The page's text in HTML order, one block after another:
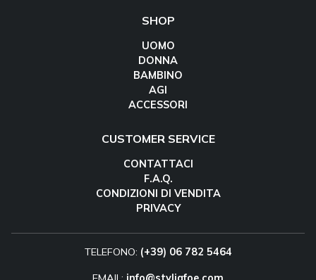
SHOP
UOMO
DONNA
BAMBINO
AGI
ACCESSORI
CUSTOMER SERVICE
CONTATTACI
F.A.Q.
CONDIZIONI DI VENDITA
PRIVACY
TELEFONO: (+39) 06 782 5464